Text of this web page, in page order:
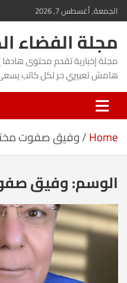
Skip
to
content
الجمعة, أغسطس 7, 2026
مجلة الفضاء
مجلة إخبارية تقدم محتوى هادفا
هامش تعبيري حر لكل كاتب يسعى
Home وفيق صفوت
الوسم:وفيق